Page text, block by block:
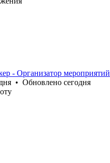
- Организатор мероприятий
• Обновлено сегодня